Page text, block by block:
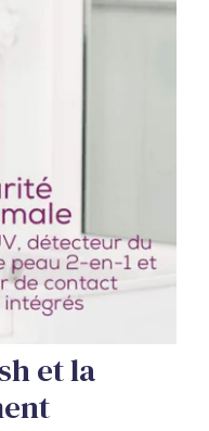
et la